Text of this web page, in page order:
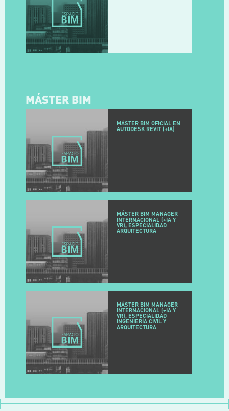
MÁSTER BIM
MÁSTER BIM OFICIAL EN
AUTODESK REVIT (+IA)
MÁSTER BIM MANAGER
INTERNACIONAL (+IA Y
VR), ESPECIALIDAD
ARQUITECTURA
MÁSTER BIM MANAGER
INTERNACIONAL (+IA Y
VR), ESPECIALIDAD
INGENIERÍA CIVIL Y
ARQUITECTURA